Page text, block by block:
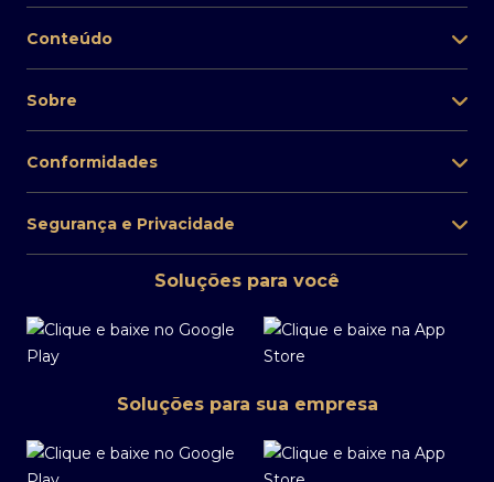
Conteúdo
Sobre
Conformidades
Segurança e Privacidade
Soluções para você
Soluções para sua empresa